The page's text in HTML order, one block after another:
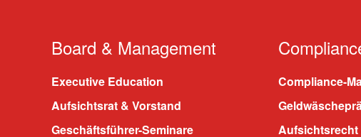
Board & Management
Executive Education
Aufsichtsrat & Vorstand
Geschäftsführer-Seminare
Compliance-
Aufsichtsrecht